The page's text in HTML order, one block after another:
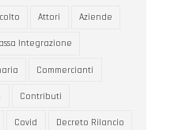
Attori Aziende
Integrazione
Commercianti
Contributi
Covid Decreto Rilancio